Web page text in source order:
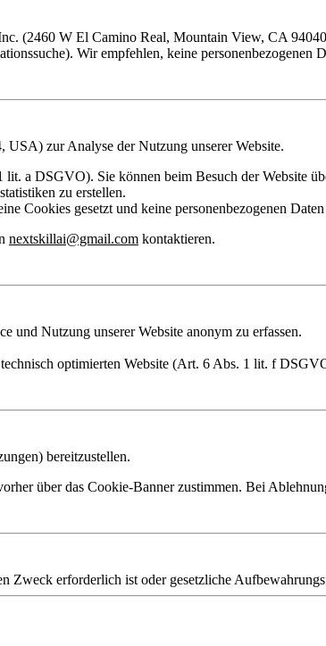
(2460 W El Camino Real, Mountain View, CA
Wir empfehlen, keine personenbezogenen
USA) zur Analyse der Nutzung unserer Website.
a DSGVO). Sie können beim Besuch der Website
zu erstellen.
Cookies gesetzt und keine personenbezogenen
nextskillai@gmail.com kontaktieren.
und Nutzung unserer Website anonym zu erfassen.
optimierten Website (Art. 6 Abs. 1 lit. f
bereitzustellen.
über das Cookie-Banner zustimmen. Bei
Zweck erforderlich ist oder gesetzliche